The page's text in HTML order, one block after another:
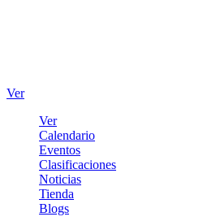
Ver
Ver
Calendario
Eventos
Clasificaciones
Noticias
Tienda
Blogs